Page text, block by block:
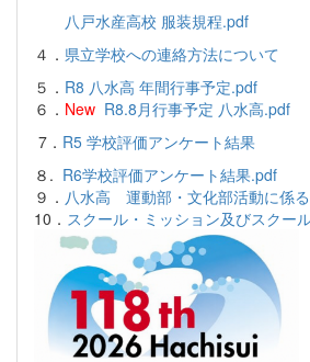
八戸水産高校 服装規程.pdf
４． 県立学校への連絡方法について
５． R8 八水高 年間行事予定.pdf
６． New R8.8月行事予定 八水高.pdf
7． R5 学校評価アンケート結果
８. R6学校評価アンケート結果.pdf
９． 八水高 運動部・文化部活動に係
10． スクール・ミッション及びスクー